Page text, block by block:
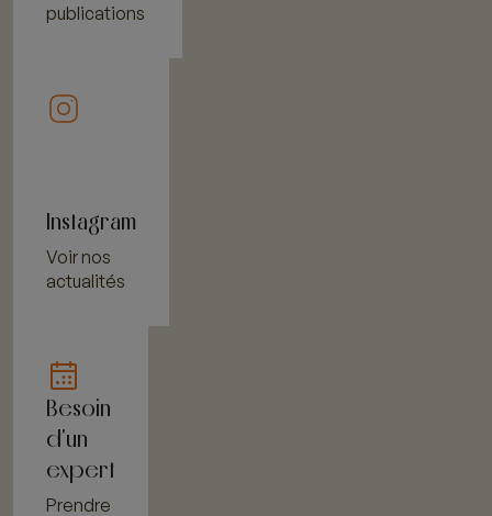
publications
Instagram
Voir nos
actualités
Besoin
d'un
expert
Prendre